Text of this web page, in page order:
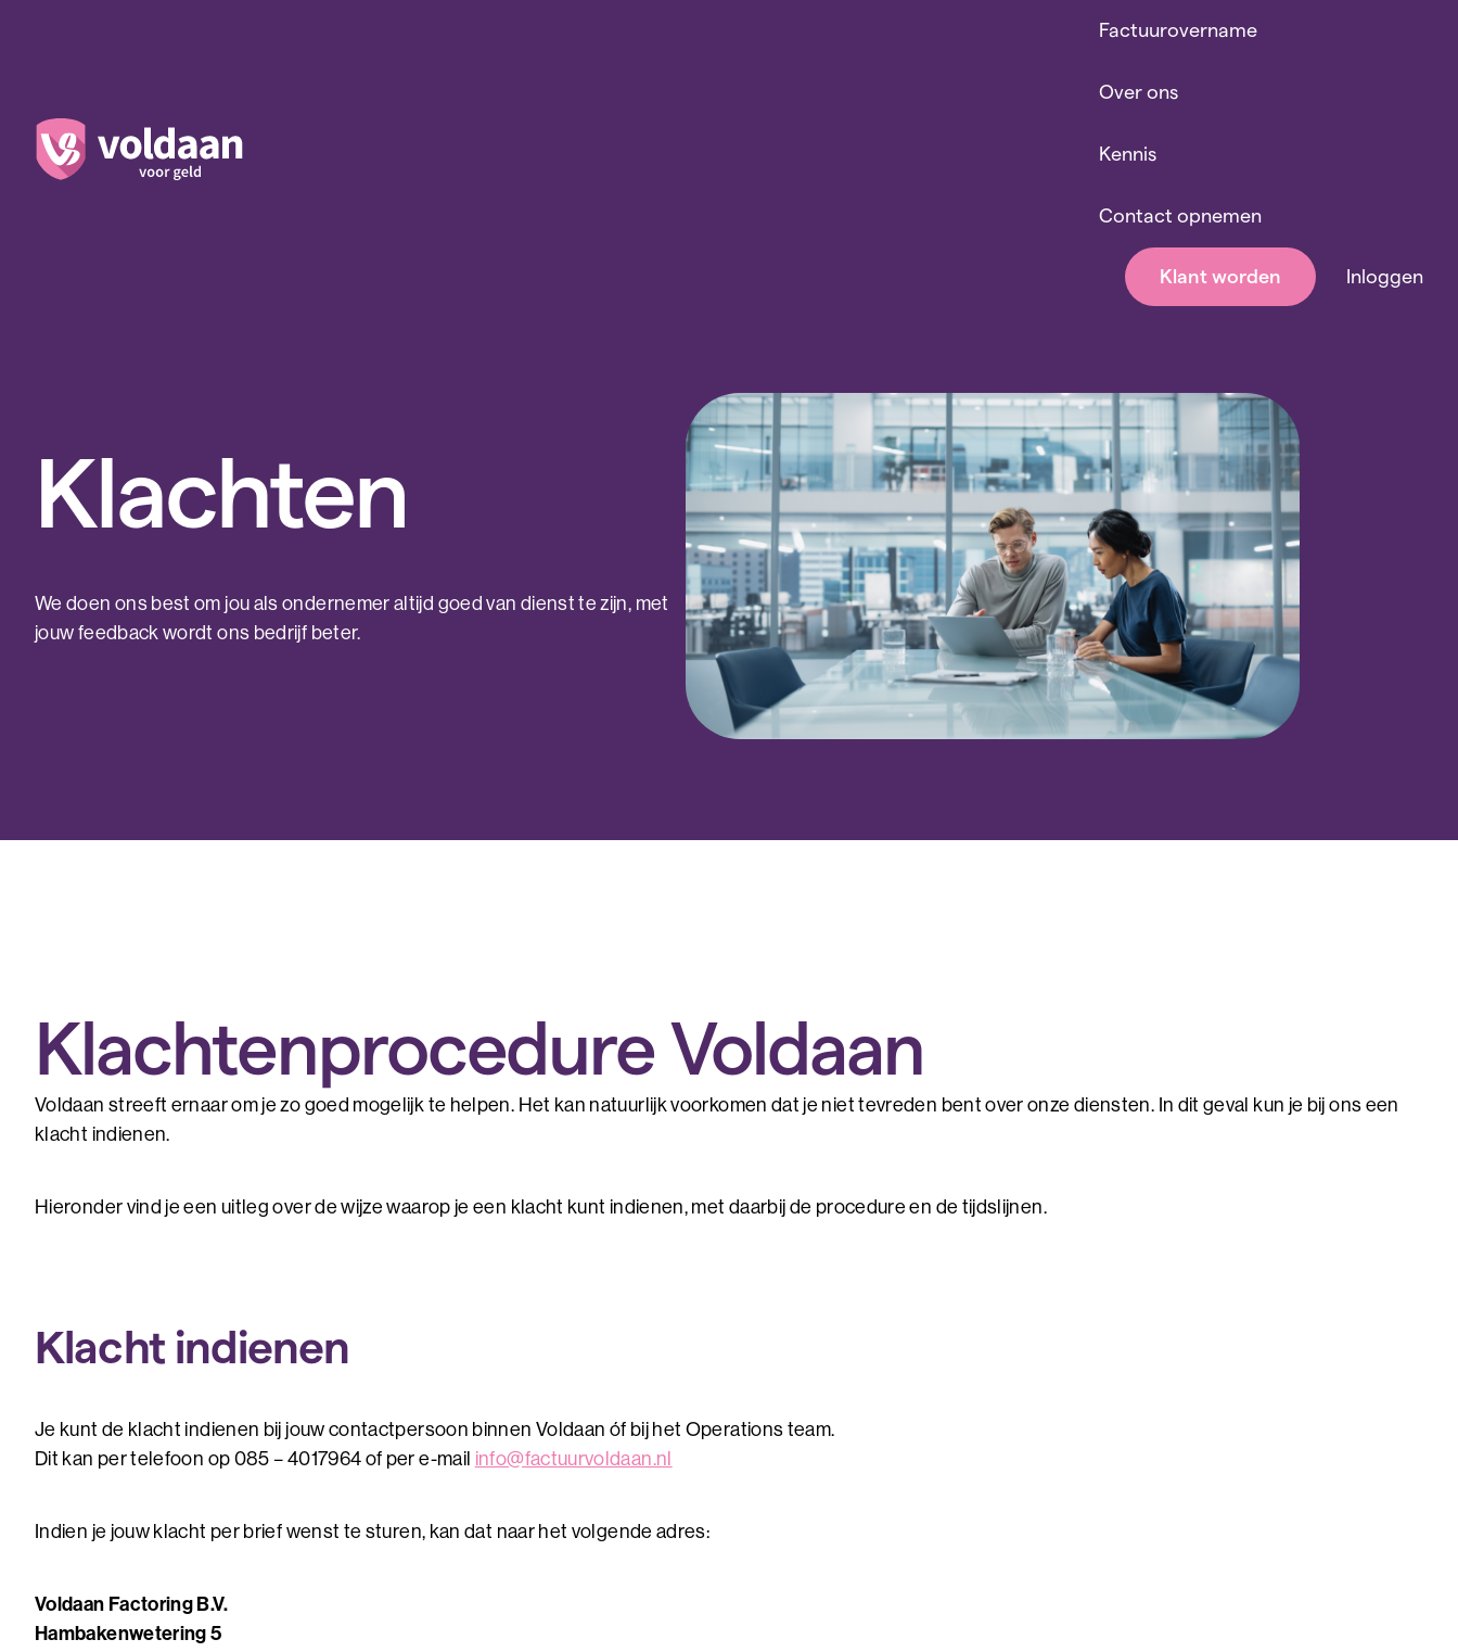
Factuurovername
Over ons
Kennis
Contact opnemen
Klant worden Inloggen
Klachten
We doen ons best om jou als ondernemer altijd goed van dienst te zijn, met
jouw feedback wordt ons bedrijf beter.
Klachtenprocedure Voldaan
Voldaan streeft ernaar om je zo goed mogelijk te helpen. Het kan natuurlijk voorkomen dat je niet tevreden bent over onze diensten. In dit geval kun je bij ons een
klacht indienen.
Hieronder vind je een uitleg over de wijze waarop je een klacht kunt indienen, met daarbij de procedure en de tijdslijnen.
Klacht indienen
Je kunt de klacht indienen bij jouw contactpersoon binnen Voldaan óf bij het Operations team.
Dit kan per telefoon op 085 – 4017964 of per e-mail info@factuurvoldaan.nl
Indien je jouw klacht per brief wenst te sturen, kan dat naar het volgende adres:
Voldaan Factoring B.V.
Hambakenwetering 5